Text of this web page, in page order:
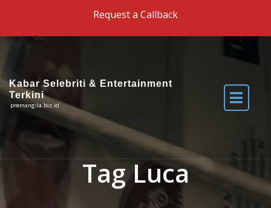
Request a Callback
Kabar Selebriti & Entertainment
Terkini
premangila.biz.id
Tag Luca